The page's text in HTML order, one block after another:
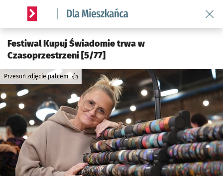
Serwis informacyjny wroclaw.pl podserwis: Dla mieszkańca
Festiwal Kupuj Świadomie trwa w
Czasoprzestrzeni [5/77]
Przesuń zdjęcie palcem